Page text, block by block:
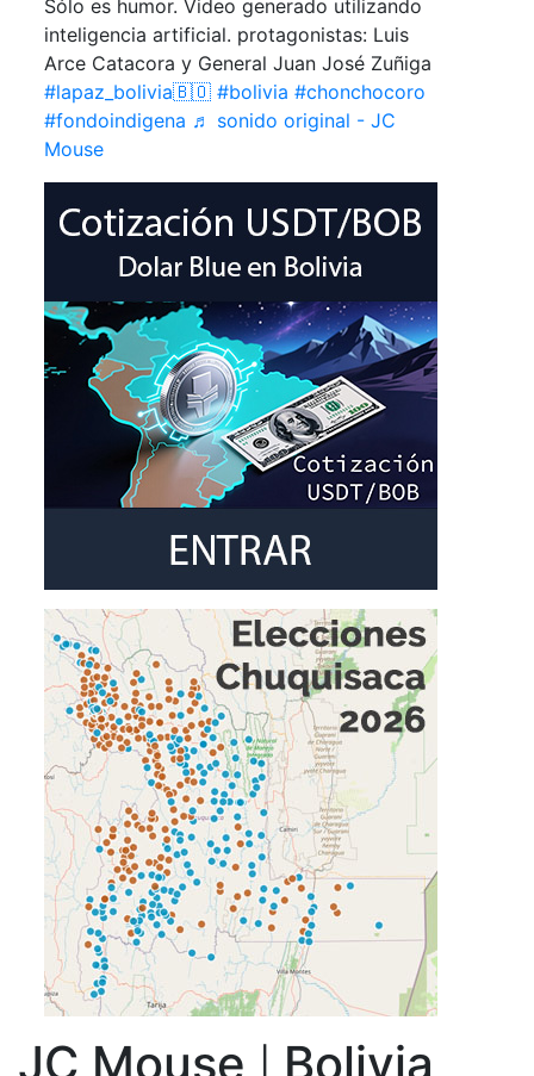
Sólo es humor. Video generado utilizando
inteligencia artificial. protagonistas: Luis
Arce Catacora y General Juan José Zuñiga
#lapaz_bolivia🇧🇴 #bolivia #chonchocoro
#fondoindigena ♬ sonido original - JC
Mouse
JC Mouse Bolivia